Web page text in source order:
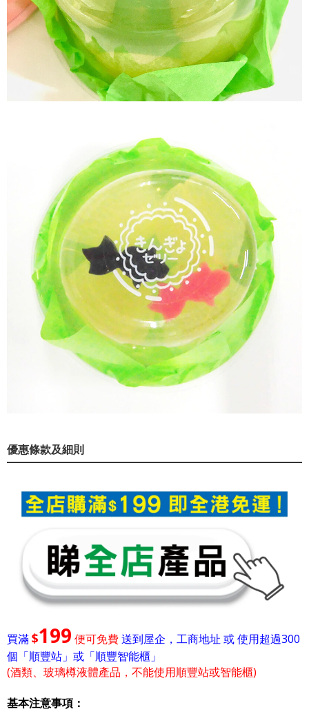
優惠條款及細則
買滿$199 便可免費送到屋企，工商地址 或 使用超過300
個「順豐站」或「順豐智能櫃」
(酒類、玻璃樽液體產品，不能使用順豐站或智能櫃)
基本注意事項：